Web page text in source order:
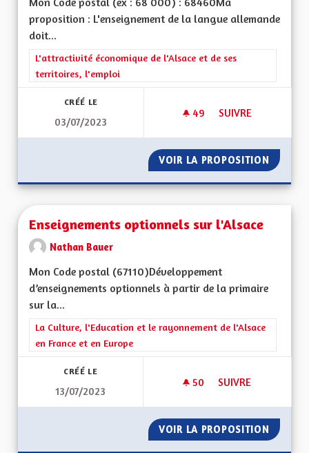
proposition : L'enseignement de la langue allemande
doit...
Filtrer les résultats de la catégorie : L'attractivité
L'attractivité économique de l'Alsace et de ses
territoires, l'emploi
CRÉÉ LE
03/07/2023
49 49 ABONNÉS
SUIVRE
VOIR LA PROPOSITION
Enseignements optionnels sur l'Alsace
Nathan Bauer
Mon Code postal (67110)Développement
d’enseignements optionnels à partir de la primaire
sur la...
Filtrer les résultats de la catégorie : La Culture, l'Education et
La Culture, l'Education et le rayonnement de l'Alsace
en France et en Europe
CRÉÉ LE
13/07/2023
50 50 ABONNÉS
SUIVRE
VOIR LA PROPOSITION